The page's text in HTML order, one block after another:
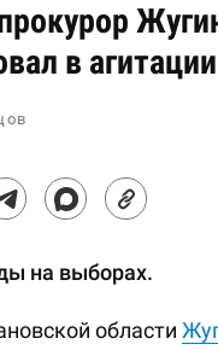
в агитации
на выборах.
области